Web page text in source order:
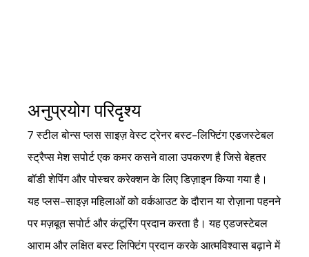
अनुप्रयोग परिदृश्य
7 स्टील बोन्स प्लस साइज़ वेस्ट ट्रेनर बस्ट-लिफ्टिंग एडजस्टेबल
स्ट्रैप्स मेश सपोर्ट एक कमर कसने वाला उपकरण है जिसे बेहतर
बॉडी शेपिंग और पोस्चर करेक्शन के लिए डिज़ाइन किया गया है।
यह प्लस-साइज़ महिलाओं को वर्कआउट के दौरान या रोज़ाना पहनने
पर मज़बूत सपोर्ट और कंटूरिंग प्रदान करता है। यह एडजस्टेबल
आराम और लक्षित बस्ट लिफ्टिंग प्रदान करके आत्मविश्वास बढ़ाने में